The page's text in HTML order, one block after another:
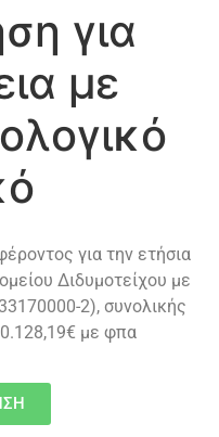
για
με
για την ετήσια
Διδυμοτείχου με
2), συνολικής
με φπα